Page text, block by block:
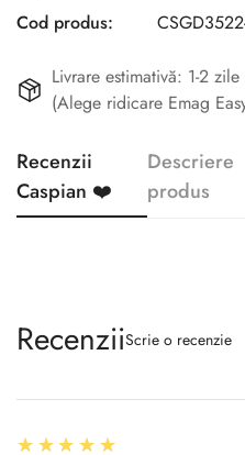
Cod produs:
Livrare estimativă: 1-2
(Alege ridicare Emag
Recenzii
Caspian ❤️
Descriere
produs
RecenziiScrie o recenzie
5
★★★★★